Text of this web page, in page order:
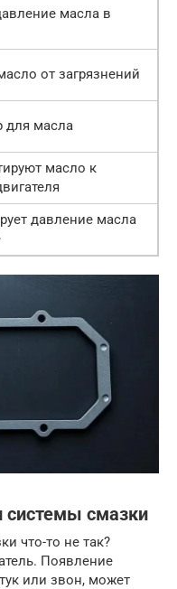
масла в
от загрязнений
для масла
масло к
давление масла
системы смазки
что-то не так?
Появление
или звон, может